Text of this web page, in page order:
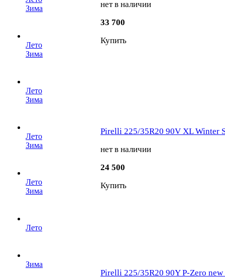
Зима
Лето
Зима
Лето
Зима
Лето
Зима
Лето
Зима
Лето
Зима
нет в наличии
33 700
Купить
Pirelli 225/35R20 90V XL Winter
нет в наличии
24 500
Купить
Pirelli 225/35R20 90Y P-Zero new